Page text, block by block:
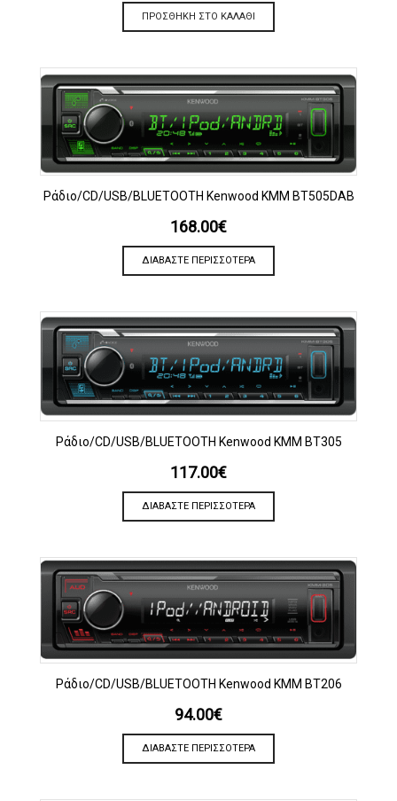
ΠΡΟΣΘΉΚΗ ΣΤΟ ΚΑΛΆΘΙ
Ράδιο/CD/USB/BLUETOOTH Kenwood KMM BT505DAB
168.00€
ΔΙΑΒΆΣΤΕ ΠΕΡΙΣΣΌΤΕΡΑ
Ράδιο/CD/USB/BLUETOOTH Kenwood KMM BT305
117.00€
ΔΙΑΒΆΣΤΕ ΠΕΡΙΣΣΌΤΕΡΑ
Ράδιο/CD/USB/BLUETOOTH Kenwood KMM BT206
94.00€
ΔΙΑΒΆΣΤΕ ΠΕΡΙΣΣΌΤΕΡΑ